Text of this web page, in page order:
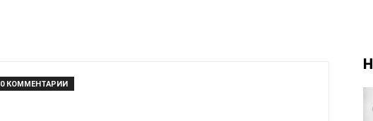
0 КОММЕНТАРИИ